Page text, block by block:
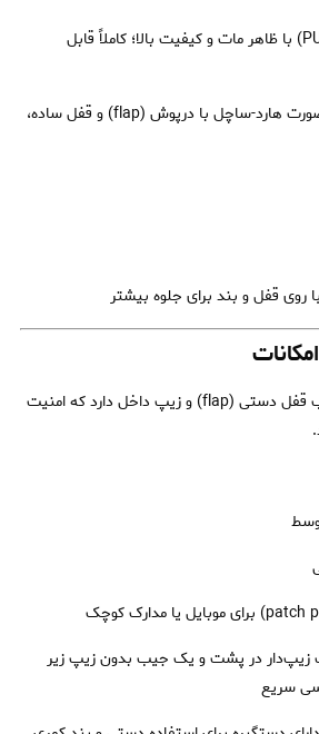
چرم مصنوعی (PU) با ظاهر مات و کیفیت بالا؛ کاملاً قابل
کیف به‌صورت هارد-ساچل با درپوش (flap) و قفل ساده،
روی قفل و بند برای جلوه بیشتر
ترکیب قفل دستی (flap) و زیپ داخل دارد که امنیت
در پشت و یک جیب بدون زیپ زیر
سریع